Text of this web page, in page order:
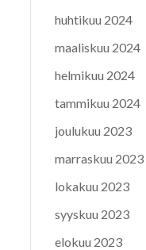
huhtikuu 2024
maaliskuu 2024
helmikuu 2024
tammikuu 2024
joulukuu 2023
marraskuu 2023
lokakuu 2023
syyskuu 2023
elokuu 2023